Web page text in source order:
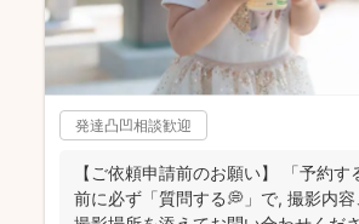
発達凸凹相談歓迎
【ご依頼申請前のお願い】 「予約する✈️」を押す
前に必ず「質問する💭」で, 撮影内容